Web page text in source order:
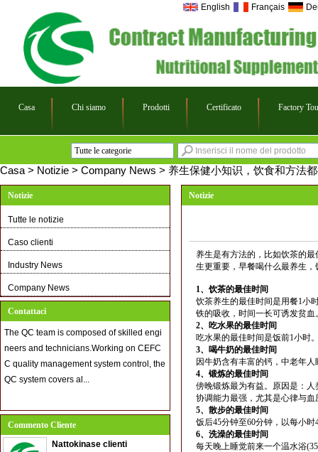
English Français
Casa Chi siamo Prodotti Certificato Factory
Tutte le categorie
Eco Felt bags
Private Labelling
ipad mini case
Armband for phone
Casa > Notizie > Company News > 养生保健小知识，饮食和方法
Notizie
Tutte le notizie
Caso clienti
Industry News
Company News
Contattaci
The QC team is composed of skilled engi
neers and technicians.Working on CEFC
C quality management system control, the
QC system covers al...
Commento Cliente
Nattokinase clienti
Notizie
养生是有方法的，比如饮茶的
生更重要，早餐喝什么最养生
1、饮茶的最佳时间
饮茶养生的最佳时间是用餐1小
铁的吸收，时间一长可诱发贫血
2、吃水果的最佳时间
吃水果的最佳时间是饭前1小时
3、喝牛奶的最佳时间
因牛奶含有丰富的钙，中老年
4、锻炼的最佳时间
傍晚锻炼最为有益。原因是：
协调能力最强，尤其是心律与
5、散步的最佳时间
饭后45分钟至60分钟，以每小
6、洗澡的最佳时间
每天晚上睡觉前来一个温水浴